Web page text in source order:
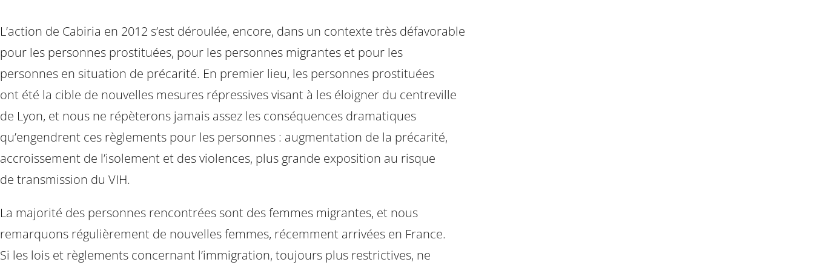
L’action de Cabiria en 2012 s’est déroulée, encore, dans un contexte très défavorable
pour les personnes prostituées, pour les personnes migrantes et pour les
personnes en situation de précarité. En premier lieu, les personnes prostituées
ont été la cible de nouvelles mesures répressives visant à les éloigner du centreville
de Lyon, et nous ne répèterons jamais assez les conséquences dramatiques
qu’engendrent ces règlements pour les personnes : augmentation de la précarité,
accroissement de l’isolement et des violences, plus grande exposition au risque
de transmission du VIH.
La majorité des personnes rencontrées sont des femmes migrantes, et nous
remarquons régulièrement de nouvelles femmes, récemment arrivées en France.
Si les lois et règlements concernant l’immigration, toujours plus restrictives, ne